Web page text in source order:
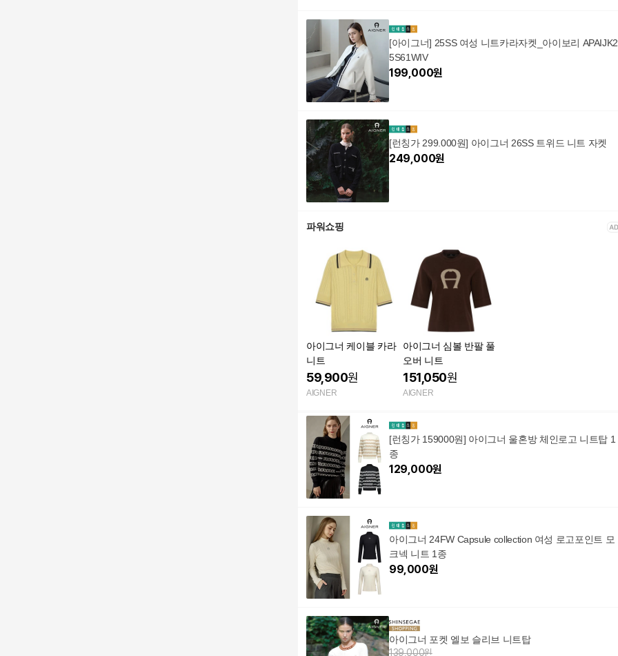
[아이그너] 25SS 여성 니트카라자켓_아이보리 APAIJK2
5S61WIV
199,000원
[런칭가 299.000원] 아이그너 26SS 트위드 니트 자켓
249,000원
파워쇼핑
아이그너 케이블 카라
니트
59,900원
AIGNER
아이그너 심볼 반팔 풀
오버 니트
151,050원
AIGNER
[런칭가 159000원] 아이그너 울혼방 체인로고 니트탑 1
종
129,000원
아이그너 24FW Capsule collection 여성 로고포인트 모
크넥 니트 1종
99,000원
아이그너 포켓 엘보 슬리브 니트탑
139,000원